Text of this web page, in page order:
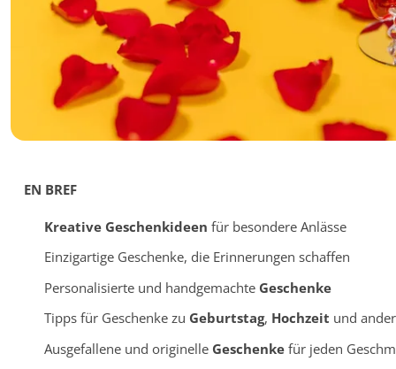
EN BREF
Kreative Geschenkideen für besondere Anlässe
Einzigartige Geschenke, die Erinnerungen schaffen
Personalisierte und handgemachte Geschenke
Tipps für Geschenke zu Geburtstag, Hochzeit und
Ausgefallene und originelle Geschenkefür jeden